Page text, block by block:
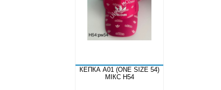
КЕПКА A01 (ONE SIZE 54)
МІКС H54